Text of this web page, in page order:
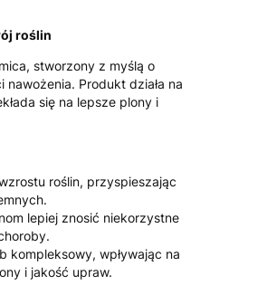
roślin
stworzony z myślą o
Produkt działa na
się na lepsze plony i
roślin, przyspieszając
lepiej znosić niekorzystne
kompleksowy, wpływając na
i jakość upraw.